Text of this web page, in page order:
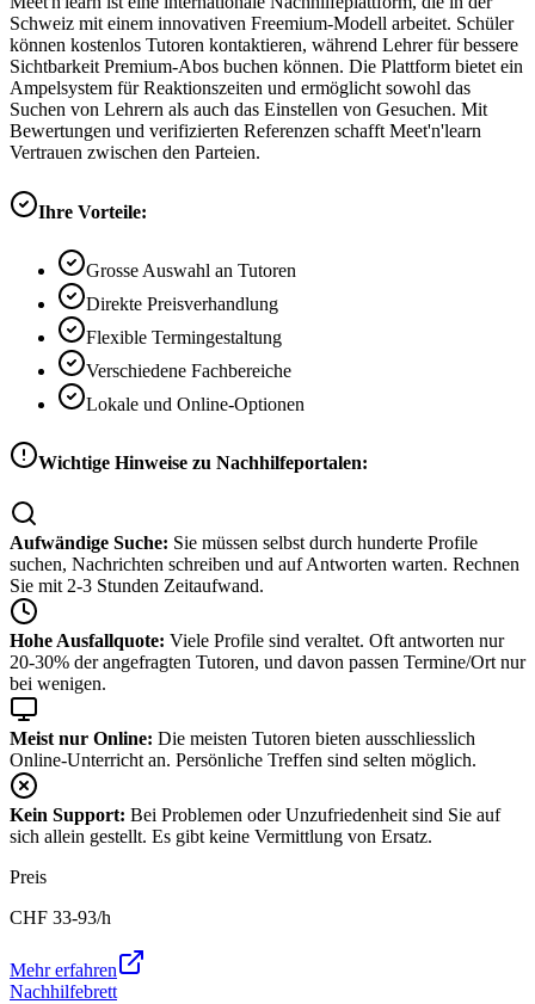
Schweiz mit einem innovativen Freemium-Modell arbeitet. Schüler
können kostenlos Tutoren kontaktieren, während Lehrer für bessere
Sichtbarkeit Premium-Abos buchen können. Die Plattform bietet ein
Ampelsystem für Reaktionszeiten und ermöglicht sowohl das
Suchen von Lehrern als auch das Einstellen von Gesuchen. Mit
Bewertungen und verifizierten Referenzen schafft Meet'n'learn
Vertrauen zwischen den Parteien.
Ihre Vorteile:
Grosse Auswahl an Tutoren
Direkte Preisverhandlung
Flexible Termingestaltung
Verschiedene Fachbereiche
Lokale und Online-Optionen
Wichtige Hinweise zu Nachhilfeportalen:
Aufwändige Suche: Sie müssen selbst durch hunderte Profile
suchen, Nachrichten schreiben und auf Antworten warten. Rechnen
Sie mit 2-3 Stunden Zeitaufwand.
Hohe Ausfallquote: Viele Profile sind veraltet. Oft antworten nur
20-30% der angefragten Tutoren, und davon passen Termine/Ort nur
bei wenigen.
Meist nur Online: Die meisten Tutoren bieten ausschliesslich
Online-Unterricht an. Persönliche Treffen sind selten möglich.
Kein Support: Bei Problemen oder Unzufriedenheit sind Sie auf
sich allein gestellt. Es gibt keine Vermittlung von Ersatz.
Preis
CHF 33-93/h
Mehr erfahren
Nachhilfebrett